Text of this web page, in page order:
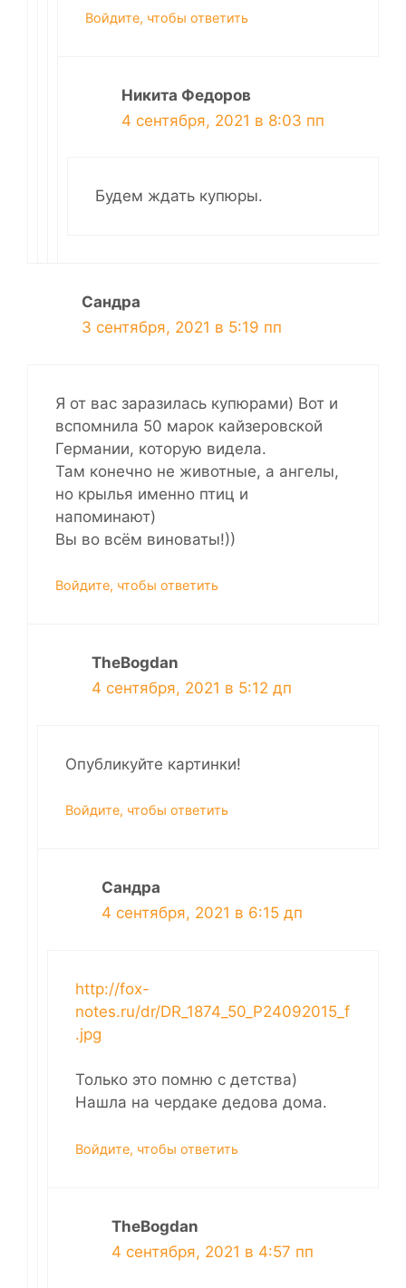
Войдите, чтобы ответить
Никита Федоров
4 сентября, 2021 в 8:03 пп
Будем ждать купюры.
Сандра
3 сентября, 2021 в 5:19 пп
Я от вас заразилась купюрами) Вот и
вспомнила 50 марок кайзеровской
Германии, которую видела.
Там конечно не животные, а ангелы,
но крылья именно птиц и
напоминают)
Вы во всём виноваты!))
Войдите, чтобы ответить
TheBogdan
4 сентября, 2021 в 5:12 дп
Опубликуйте картинки!
Войдите, чтобы ответить
Сандра
4 сентября, 2021 в 6:15 дп
http://fox-
notes.ru/dr/DR_1874_50_P24092015_f
.jpg
Только это помню с детства)
Нашла на чердаке дедова дома.
Войдите, чтобы ответить
TheBogdan
4 сентября, 2021 в 4:57 пп